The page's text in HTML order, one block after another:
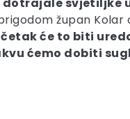
župan Kolar
će to biti
ćemo dobiti